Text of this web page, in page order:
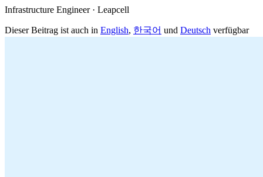
Infrastructure Engineer · Leapcell
Dieser Beitrag ist auch in English, 한국어 und Deutsch verfügbar